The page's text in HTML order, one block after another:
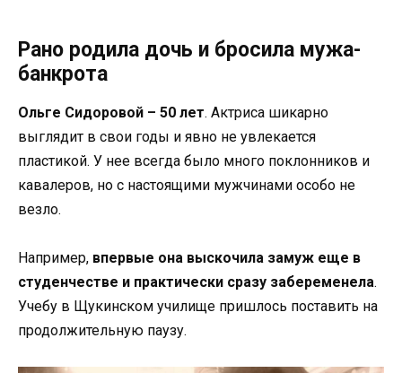
Рано родила дочь и бросила мужа-
банкрота
Ольге Сидоровой – 50 лет. Актриса шикарно
выглядит в свои годы и явно не увлекается
пластикой. У нее всегда было много поклонников и
кавалеров, но с настоящими мужчинами особо не
везло.
Например, впервые она выскочила замуж еще в
студенчестве и практически сразу забеременела.
Учебу в Щукинском училище пришлось поставить на
продолжительную паузу.